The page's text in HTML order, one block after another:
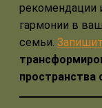
рекомендации
гармонии в
семьи.
пространства